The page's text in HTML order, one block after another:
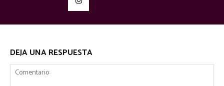
DEJA UNA RESPUESTA